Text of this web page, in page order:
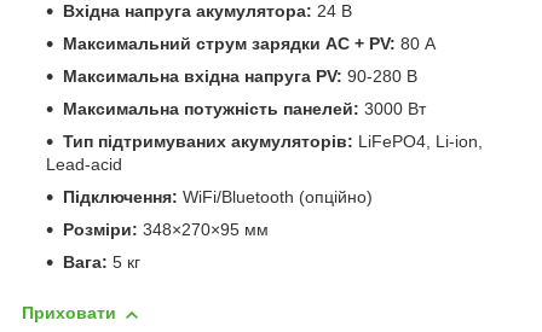
Вхідна напруга акумулятора: 24 В
Максимальний струм зарядки AC + PV: 80 А
Максимальна вхідна напруга PV: 90-280 В
Максимальна потужність панелей: 3000 Вт
Тип підтримуваних акумуляторів: LiFePO4, Li-ion,
Lead-acid
Підключення: WiFi/Bluetooth (опційно)
Розміри: 348×270×95 мм
Вага: 5 кг
Приховати